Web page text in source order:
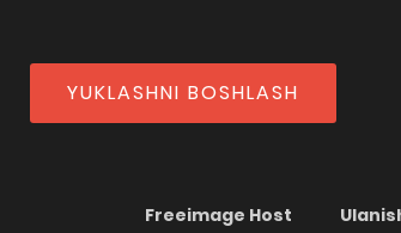
YUKLASHNI BOSHLASH
Freeimage Host